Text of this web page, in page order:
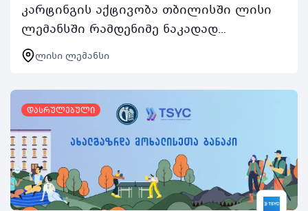
კარტინგის აქტივობა თბილისში ლისი
ლემანსში რამდენიმე ნაკადად
წარიმართება და ასობით ახალგაზრდას
მისცემს შესაძლებლობას დაკავდეს
არამხოლოდ კარტინგით არამე…
ლისი ლემანსი
დასრულებული